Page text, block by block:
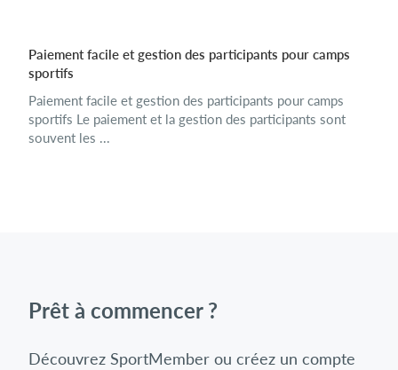
Paiement facile et gestion des participants pour camps
sportifs
Paiement facile et gestion des participants pour camps
sportifs Le paiement et la gestion des participants sont
souvent les ...
Prêt à commencer ?
Découvrez SportMember ou créez un compte